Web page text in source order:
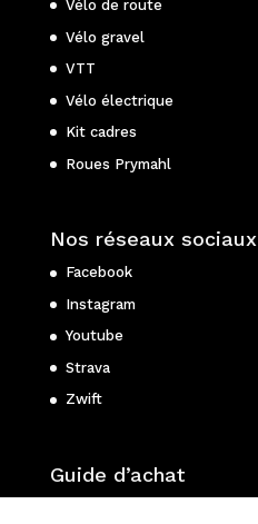
Vélo de route
Vélo gravel
VTT
Vélo électrique
Kit cadres
Roues Prymahl
Nos réseaux sociaux
Facebook
Instagram
Youtube
Strava
Zwift
Guide d’achat